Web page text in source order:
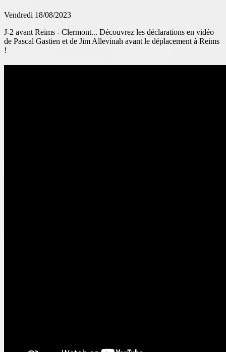
Vendredi 18/08/2023
J-2 avant Reims - Clermont... Découvrez les déclarations en vidéo
de Pascal Gastien et de Jim Allevinah avant le déplacement à Reims
!